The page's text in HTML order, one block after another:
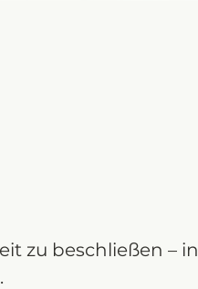
zu beschließen – in